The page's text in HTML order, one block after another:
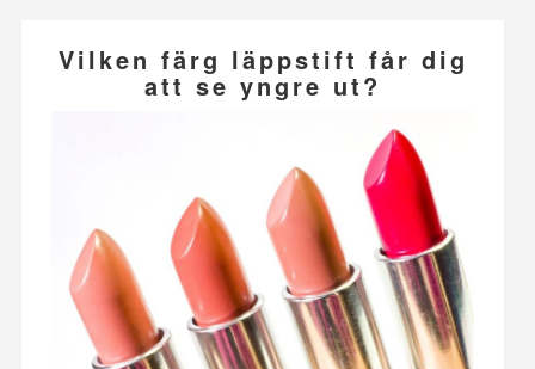
Vilken färg läppstift får dig
att se yngre ut?